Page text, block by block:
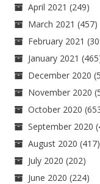
April 2021 (249)
March 2021 (457)
February 2021
January 2021
December 2020
November 2020
October 2020
September 2020
August 2020 (417)
July 2020 (202)
June 2020 (224)